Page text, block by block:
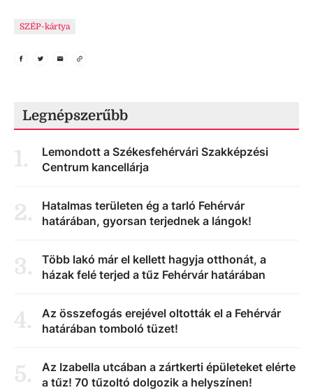
SZÉP-kártya
Legnépszerűbb
1.
Lemondott a Székesfehérvári Szakképzési
Centrum kancellárja
2.
Hatalmas területen ég a tarló Fehérvár
határában, gyorsan terjednek a lángok!
3.
Több lakó már el kellett hagyja otthonát, a
házak felé terjed a tűz Fehérvár határában
4.
Az összefogás erejével oltották el a Fehérvár
határában tomboló tüzet!
5.
Az Izabella utcában a zártkerti épületeket elérte
a tűz! 70 tűzoltó dolgozik a helyszínen!